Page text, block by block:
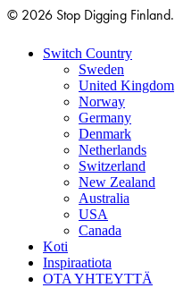
© 2026 Stop Digging Finland.
Close
Switch Country
Sweden
United Kingdom
Norway
Germany
Denmark
Netherlands
Switzerland
New Zealand
Australia
USA
Canada
Koti
Inspiraatiota
OTA YHTEYTTÄ